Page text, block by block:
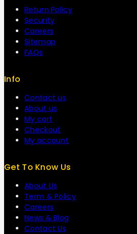
Return Policy
Security
Careers
Sitemap
FAQs
Info
Contact us
About us
My cart
Checkout
My account
Get To Know Us
About Us
Term & Policy
Careers
News & Blog
Contact Us